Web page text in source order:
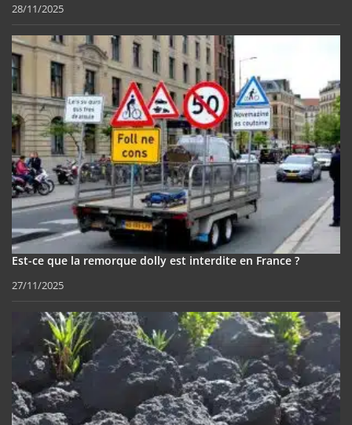
28/11/2025
Est-ce que la remorque dolly est interdite en France ?
27/11/2025